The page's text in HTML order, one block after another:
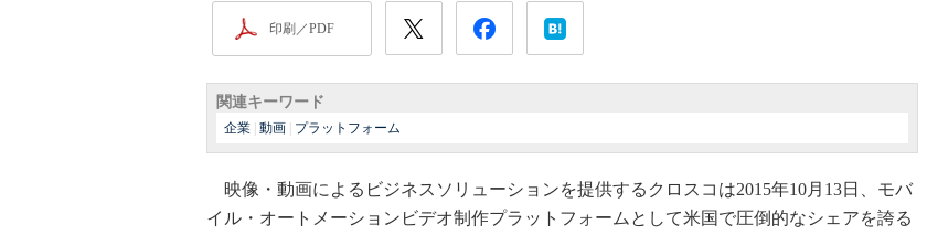
印刷／PDF
関連キーワード
企業 動画 プラットフォーム
映像・動画によるビジネスソリューションを提供するクロスコは2015年10月13日、モバ
イル・オートメーションビデオ制作プラットフォームとして米国で圧倒的なシェアを誇る